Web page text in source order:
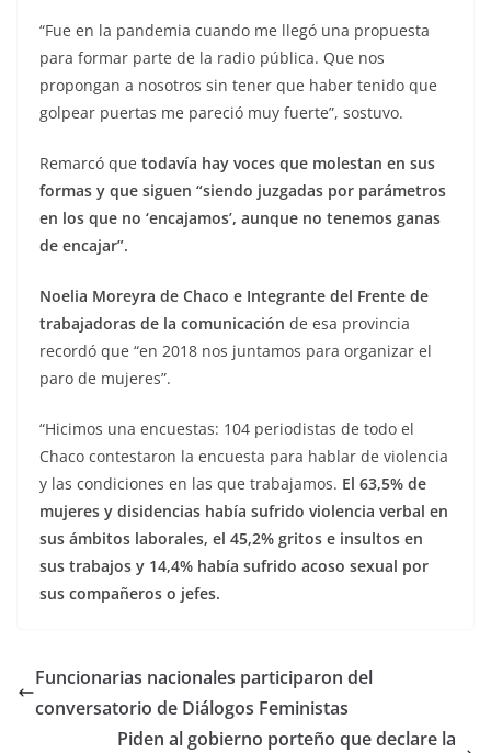
“Fue en la pandemia cuando me llegó una propuesta
para formar parte de la radio pública. Que nos
propongan a nosotros sin tener que haber tenido que
golpear puertas me pareció muy fuerte”, sostuvo.
Remarcó que todavía hay voces que molestan en sus
formas y que siguen “siendo juzgadas por parámetros
en los que no ‘encajamos’, aunque no tenemos ganas
de encajar”.
Noelia Moreyra de Chaco e Integrante del Frente de
trabajadoras de la comunicación de esa provincia
recordó que “en 2018 nos juntamos para organizar el
paro de mujeres”.
“Hicimos una encuestas: 104 periodistas de todo el
Chaco contestaron la encuesta para hablar de violencia
y las condiciones en las que trabajamos. El 63,5% de
mujeres y disidencias había sufrido violencia verbal en
sus ámbitos laborales, el 45,2% gritos e insultos en
sus trabajos y 14,4% había sufrido acoso sexual por
sus compañeros o jefes.
Funcionarias nacionales participaron del
conversatorio de Diálogos Feministas
Piden al gobierno porteño que declare la